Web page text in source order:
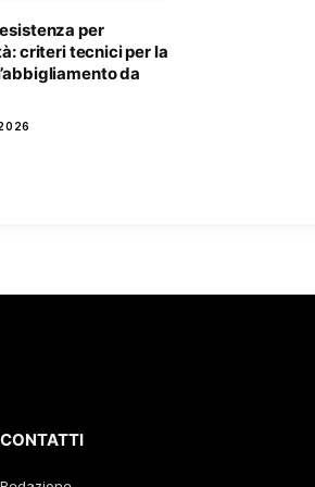
per
criteri tecnici per la
da
CONTATTI